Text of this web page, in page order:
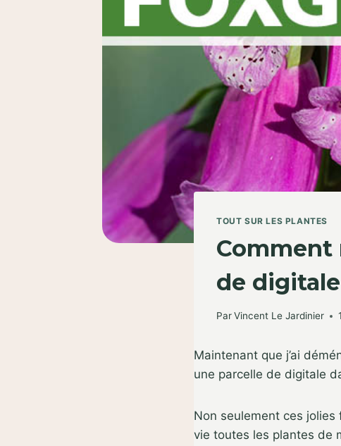
TOUT SUR LES PLANTES
Comment
de digitale
ParVincent Le Jardinier
Maintenant que j’ai
une parcelle de digitale
Non seulement ces
vie toutes les plantes de